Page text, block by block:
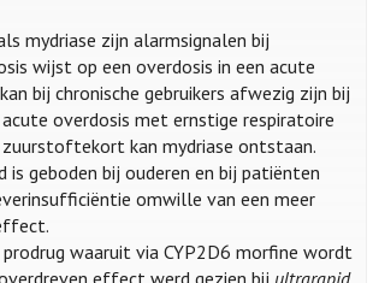
mydriase zijn alarmsignalen bij
wijst op een overdosis in een acute
bij chronische gebruikers afwezig zijn bij
overdosis met ernstige respiratoire
kan mydriase ontstaan.
is geboden bij ouderen en bij patiënten
omwille van een meer
prodrug waaruit via CYP2D6 morfine wordt
effect werd gezien bij ultrarapid